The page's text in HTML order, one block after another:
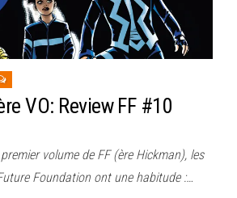
VO: Review FF #10
volume de FF (ère Hickman), les
Foundation ont une habitude :…